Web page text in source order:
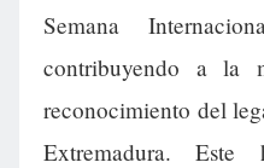
Semana
contribuyendo a la
reconocimiento del
Extremadura. Este